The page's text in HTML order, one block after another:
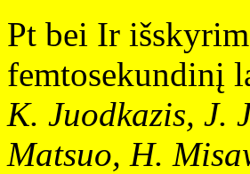
Pt bei Ir
femtosekundinį
K. Juodkazis, J.
Matsuo, H.